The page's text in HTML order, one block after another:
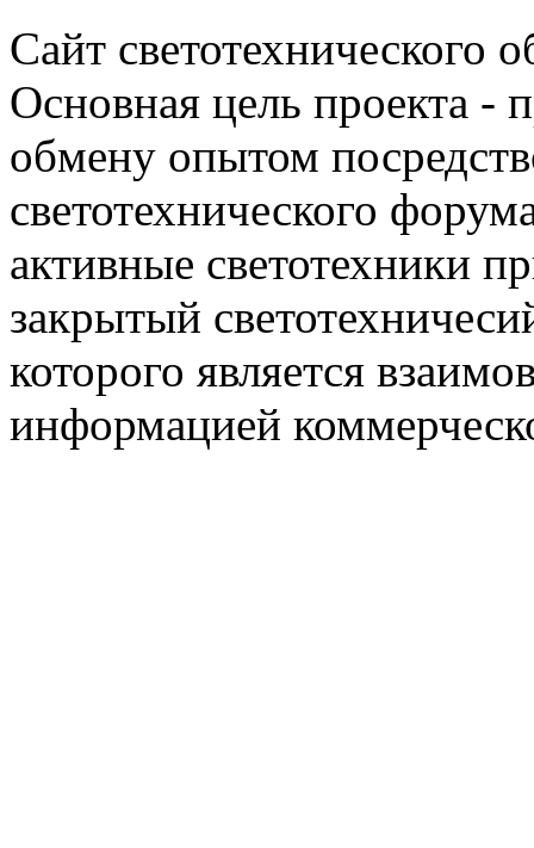
Сайт светотехнического
Основная цель проекта -
обмену опытом
светотехнического
активные светотехники
закрытый
которого является
информацией